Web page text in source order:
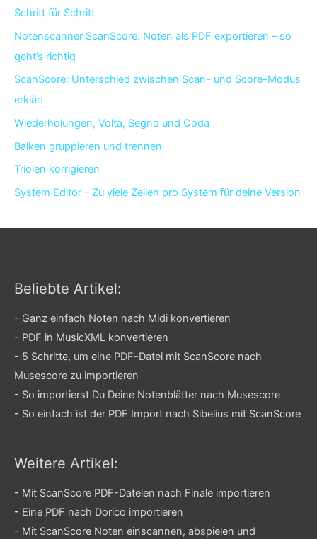
Schritt für Schritt
Notenscanner ScanScore: Noten als PDF exportieren – so
geht’s richtig
ScanScore: Unterschied zwischen Scan- und Score-Modus
erklärt
Wiederholungen, Volta, Segno und Coda
Balken gruppieren und trennen
Triolen korrigieren
System Editor – Zu viele Zeilen pro System für deine Version
Beliebte Artikel:
- Ganz einfach Noten nach Midi konvertieren
- PDF in MusicXML konvertieren
- 5 Schritte, um eine PDF-Datei mit ScanScore nach
Musescore zu importieren
- So importierst Du Deine Notenblätter nach Musescore
- So einfach ist der PDF Import nach Sibelius mit ScanScore
Weitere Artikel:
- Mit ScanScore PDF-Dateien nach Finale importieren
- Eine PDF nach Dorico importieren
- Mit ScanScore Noten einscannen, abspielen und